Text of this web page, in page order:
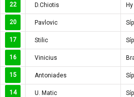
22 D.Chiotis
20 Pavlovic Síp
17 Stilic Síp
16 Vinicius
15 Antoniades Síp
14 U. Matic Síp